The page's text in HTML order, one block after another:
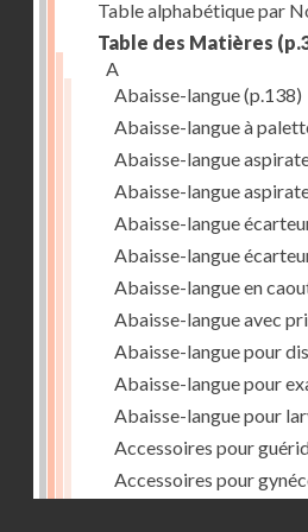
Table alphabétique par
Table des Matières
A
Abaisse-langue(p.138)
Abaisse-langue à
Abaisse-langue
Abaisse-langue
Abaisse-langue
Abaisse-langue
Abaisse-langue en
Abaisse-langue avec
Abaisse-langue pour
Abaisse-langue pour
Abaisse-langue pour
Accessoires pour
Accessoires pour